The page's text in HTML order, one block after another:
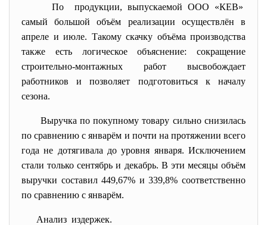
По продукции, выпускаемой ООО «КЕВ»
самый большой объём реализации осуществлён в
апреле и июле. Такому скачку объёма производства
также есть логическое объяснение: сокращение
строительно-монтажных работ высвобождает
работников и позволяет подготовиться к началу
сезона.
Выручка по покупному товару сильно снизилась
по сравнению с январём и почти на протяжении всего
года не дотягивала до уровня января. Исключением
стали только сентябрь и декабрь. В эти месяцы объём
выручки составил 449,67% и 339,8% соответственно
по сравнению с январём.
Анализ издержек.